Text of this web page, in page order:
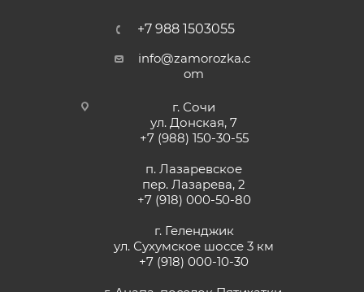
+7 988 1503055
info@zamorozka.c
om
г. Сочи
ул. Донская, 7
+7 (988) 150-30-55
п. Лазаревское
пер. Лазарева, 2
+7 (918) 000-50-80
г. Геленджик
ул. Сухумское шоссе 3 км
+7 (918) 000-10-30